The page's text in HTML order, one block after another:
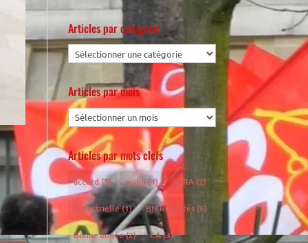
Articles par catégorie
Articles par mois
Articles par mots clefs
accord(3) audio(4) AURA(2)
bimestrielle(1) BN Retraités(6)
Bonne année(2) CA(3)